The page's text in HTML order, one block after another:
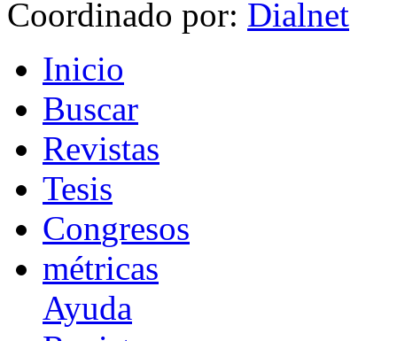
Coordinado por:
Inicio
Buscar
Revistas
Tesis
Congresos
métricas
Ayuda